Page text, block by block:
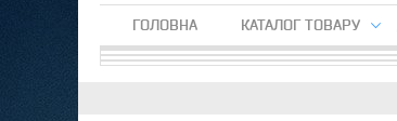
ГОЛОВНА КАТАЛОГ ТОВАРУ